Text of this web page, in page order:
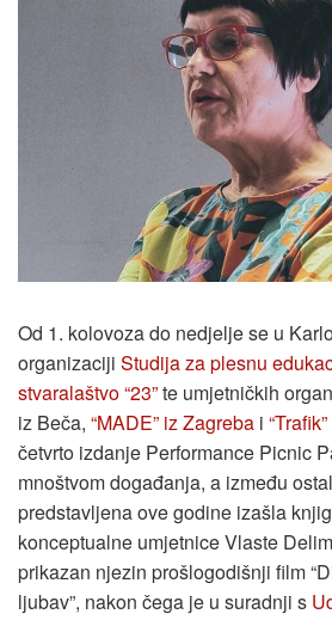
Od 1. kolovoza do nedjelje se u
organizaciji Studija za plesnu
stvaralaštvo “23”te umjetničkih
iz Beča, “MADE” iz Zagreba i “Trafik”
četvrto izdanje Performance Picnic
mnoštvom događanja, a između
predstavljena ove godine izašla
konceptualne umjetnice Vlaste
prikazan njezin prošlogodišnji film
ljubav”, nakon čega je u suradnji s